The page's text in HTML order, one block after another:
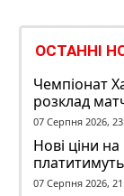
ОСТАННІ
Чемпіонат
розклад
07 Серпня 2026,
Нові ціни на
07 Серпня 2026,